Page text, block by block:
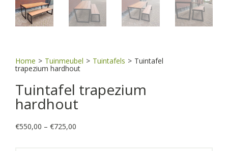
Home > Tuinmeubel > Tuintafels > Tuintafel
trapezium hardhout
Tuintafel trapezium
hardhout
€550,00 – €725,00